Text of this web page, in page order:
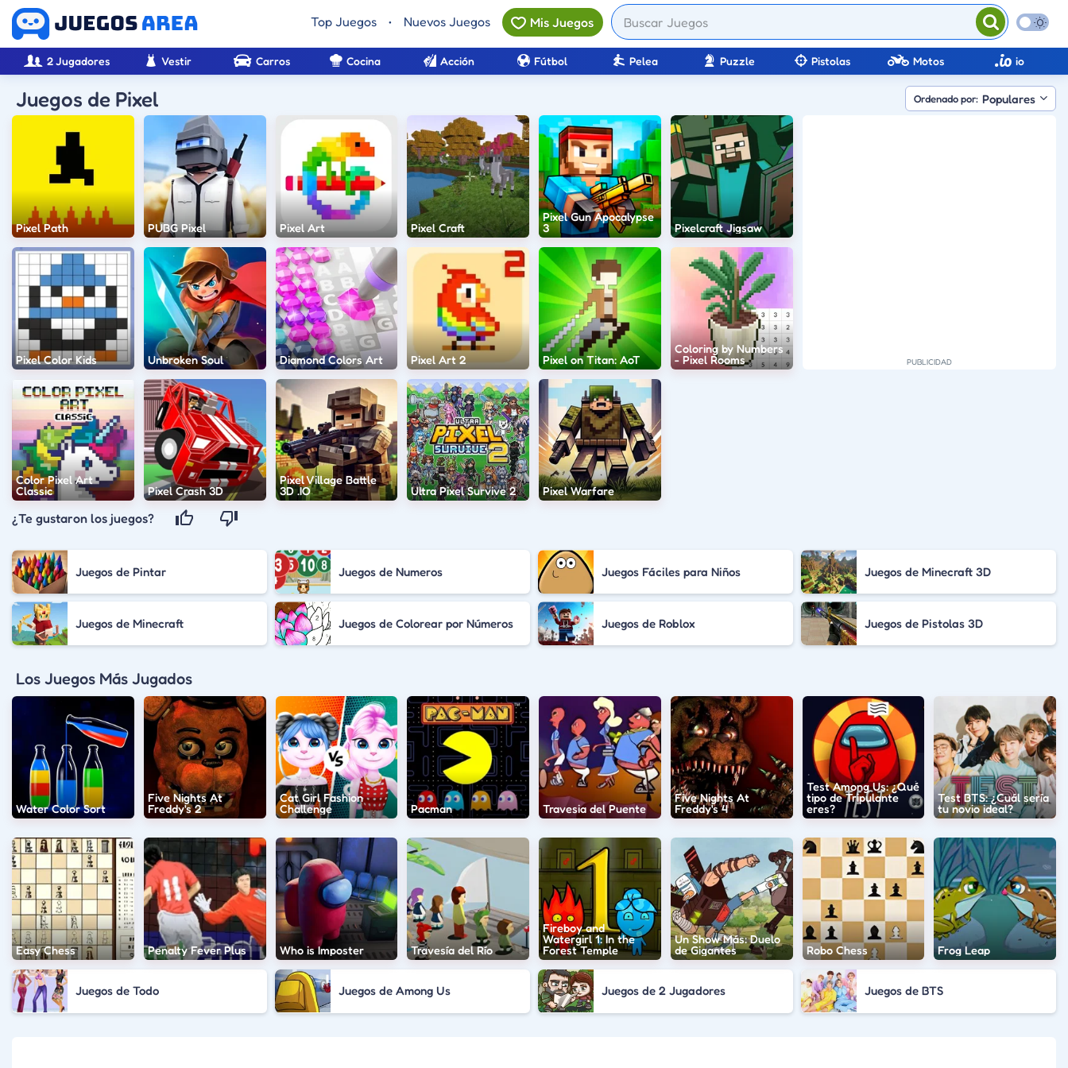
Top Juegos • Nuevos Juegos Mis Juegos
2 Jugadores Vestir Carros Cocina Acción Fútbol Pelea Puzzle Pistolas Motos io
Juegos de Pixel Ordenado por: Populares
Pixel Path PUBG Pixel Pixel Art Pixel Craft
Pixel Gun Apocalypse
3
Pixelcraft Jigsaw
Pixel Color Kids Unbroken Soul Diamond Colors Art Pixel Art 2 Pixel on Titan: AoT
Coloring by Numbers
- Pixel Rooms
Color Pixel Art
Classic
Pixel Crash 3D
Pixel Village Battle
3D .IO
Ultra Pixel Survive 2 Pixel Warfare
¿Te gustaron los juegos?
Juegos de Pintar Juegos de Numeros Juegos Fáciles para Niños Juegos de Minecraft 3D
Juegos de Minecraft Juegos de Colorear por Números Juegos de Roblox Juegos de Pistolas 3D
Los Juegos Más Jugados
Water Color Sort
Five Nights At
Freddy's 2
Cat Girl Fashion
Challenge
Pacman Travesia del Puente
Five Nights At
Freddy's 4
Test Among Us: ¿Qué
tipo de Tripulante
eres?
Test BTS: ¿Cuál sería
tu novio ideal?
Easy Chess Penalty Fever Plus Who is Imposter Travesía del Río
Fireboy and
Watergirl 1: In the
Forest Temple
Un Show Más: Duelo
de Gigantes
Robo Chess Frog Leap
Juegos de Todo Juegos de Among Us Juegos de 2 Jugadores Juegos de BTS